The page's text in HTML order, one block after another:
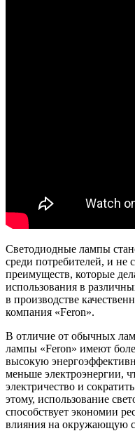
Светодиодные лампы
среди потребителей, и
преимуществ, которые
использования в
в производстве
компания «Feron».
В отличие от обычных
лампы «Feron» имеют
высокую
меньше электроэнергии,
электричество и
этому, использование
способствует экономии
влияния на окружающую